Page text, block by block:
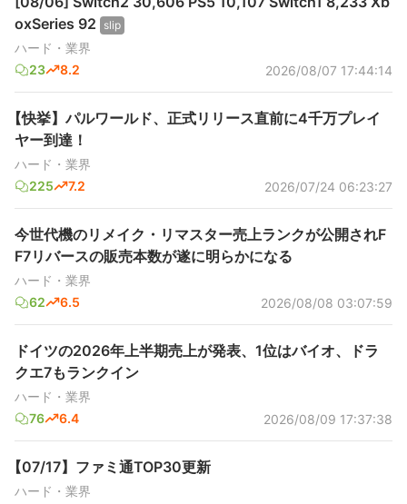
oxSeries 92
slip
ハード・業界
23
8.2 2026/08/07 17:44:14
【快挙】パルワールド、正式リリース直前に4千万プレイ
ヤー到達！
ハード・業界
225
7.2 2026/07/24 06:23:27
今世代機のリメイク・リマスター売上ランクが公開されF
F7リバースの販売本数が遂に明らかになる
ハード・業界
62
6.5 2026/08/08 03:07:59
ドイツの2026年上半期売上が発表、1位はバイオ、ドラ
クエ7もランクイン
ハード・業界
76
6.4 2026/08/09 17:37:38
【07/17】ファミ通TOP30更新
ハード・業界